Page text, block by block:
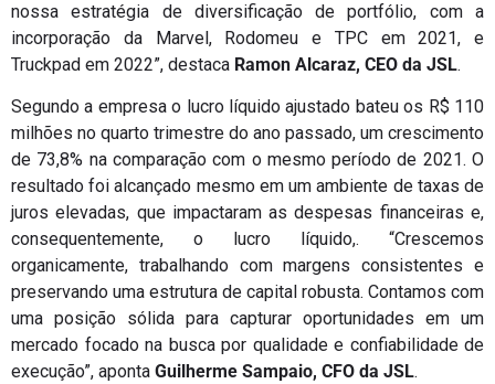
nossa estratégia de diversificação de portfólio, com a
incorporação da Marvel, Rodomeu e TPC em 2021, e
Truckpad em 2022”, destaca Ramon Alcaraz, CEO da JSL.
Segundo a empresa o lucro líquido ajustado bateu os R$ 110
milhões no quarto trimestre do ano passado, um crescimento
de 73,8% na comparação com o mesmo período de 2021. O
resultado foi alcançado mesmo em um ambiente de taxas de
juros elevadas, que impactaram as despesas financeiras e,
consequentemente, o lucro líquido,. “Crescemos
organicamente, trabalhando com margens consistentes e
preservando uma estrutura de capital robusta. Contamos com
uma posição sólida para capturar oportunidades em um
mercado focado na busca por qualidade e confiabilidade de
execução”, aponta Guilherme Sampaio, CFO da JSL.